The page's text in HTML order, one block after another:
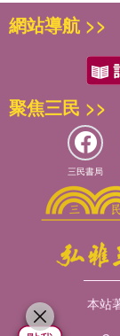
網站導航 >>
聚焦三民 >>
三民書局
本站